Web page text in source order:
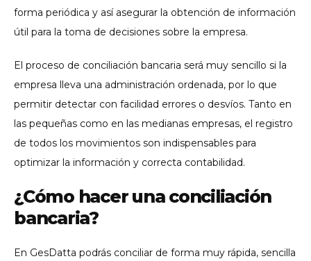
forma periódica y así asegurar la obtención de información
útil para la toma de decisiones sobre la empresa.
El proceso de conciliación bancaria será muy sencillo si la
empresa lleva una administración ordenada, por lo que
permitir detectar con facilidad errores o desvíos. Tanto en
las pequeñas como en las medianas empresas, el registro
de todos los movimientos son indispensables para
optimizar la información y correcta contabilidad.
¿Cómo hacer una conciliación
bancaria?
En GesDatta podrás conciliar de forma muy rápida, sencilla